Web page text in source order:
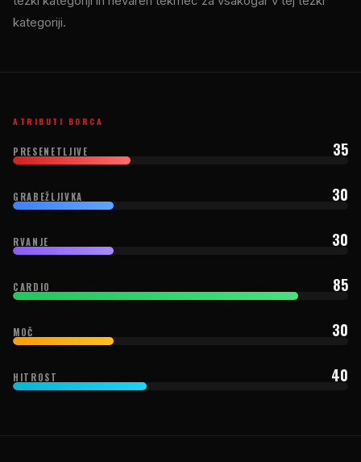
kategoriji.
ATRIBUTI BORCA
PRESENETLJIVE 35
GRABEŽLJIVKA 30
RVANJE 30
CARDIO 85
MOČ 30
HITROST 40